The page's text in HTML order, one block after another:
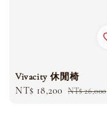
Vivacity 休閒椅
Sale
NT$ 18,200 Regular
NT$ 26,000